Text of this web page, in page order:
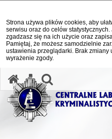
Strona używa plików cookies, aby
serwisu oraz do celów
zgadzasz się na ich użycie oraz
Pamiętaj, że możesz samodzielnie
ustawienia przeglądarki. Brak
wyrażenie zgody.